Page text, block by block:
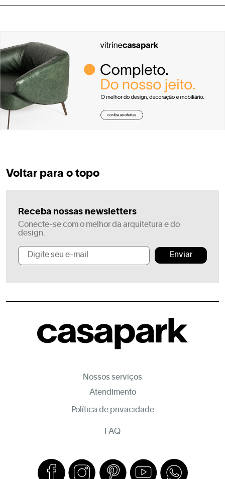
Voltar para o topo
Receba nossas newsletters
Conecte-se com o melhor da arquitetura e do
design.
Enviar
Nossos serviços
Atendimento
Política de privacidade
FAQ